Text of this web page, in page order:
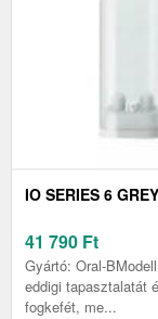
IO SERIES 6
41 790 Ft
Gyártó: Oral-
eddigi tapasztalatát
fogkefét, me...